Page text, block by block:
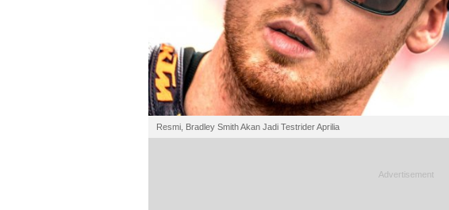
Resmi, Bradley Smith Akan Jadi Testrider Aprilia